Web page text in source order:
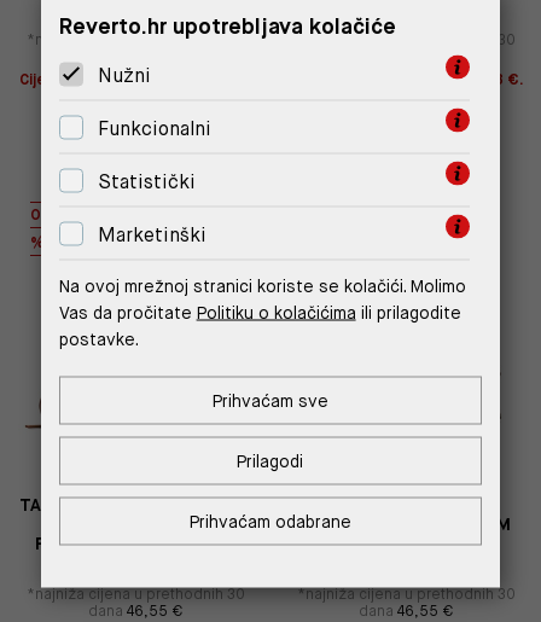
*najniža cijena u prethodnih 30
Cijena s -10% u košarici 39,38 €.
87,50 €
*najniža cijena u prethodnih 30
61,25 €
Cijena s -10% u košarici 39,38 €.
OUTLET
%
TAMNO PLAVA MINI TORBICA
OD NAJLONA SA
POZLAĆENIM DETALJIMA
*najniža cijena u prethodnih 30
dana 46,55 €
BEŽ MINI TORBICA OD
NAJLONA SA POZLAĆENIM
DETALJIMA
*najniža cijena u prethodnih 30
dana 46,55 €
Reverto.hr upotrebljava kolačiće
Nužni
Funkcionalni
Statistički
Marketinški
Na ovoj mrežnoj stranici koriste se kolačići. Molimo
Vas da pročitate Politiku o kolačićima ili prilagodite
postavke.
Prihvaćam odabrane
Prilagodi
Prihvaćam sve